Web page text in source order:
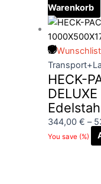
Warenkorb
HECK-
344,00 € –
You save (%)